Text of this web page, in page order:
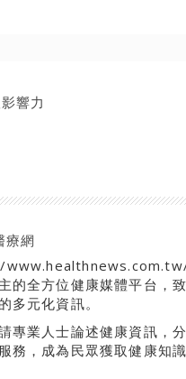
響力
療網
的全方位健康媒體平台，
多元化資訊。
專業人士論述健康資訊，
務，成為民眾獲取健康知